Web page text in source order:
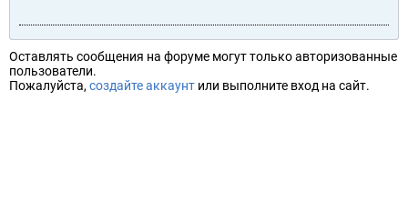
Оставлять сообщения на форуме могут только авторизованные
пользователи.
Пожалуйста, создайте аккаунт или выполните вход на сайт.